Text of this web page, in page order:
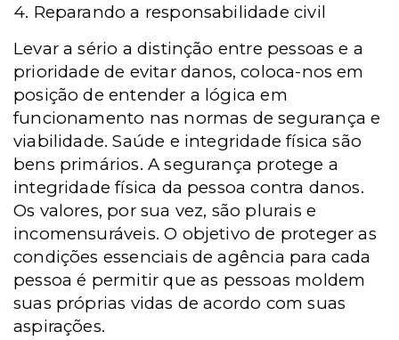
4. Reparando a responsabilidade civil
Levar a sério a distinção entre pessoas e a
prioridade de evitar danos, coloca-nos em
posição de entender a lógica em
funcionamento nas normas de segurança e
viabilidade. Saúde e integridade física são
bens primários. A segurança protege a
integridade física da pessoa contra danos.
Os valores, por sua vez, são plurais e
incomensuráveis. O objetivo de proteger as
condições essenciais de agência para cada
pessoa é permitir que as pessoas moldem
suas próprias vidas de acordo com suas
aspirações.